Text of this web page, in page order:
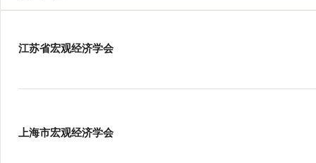
江苏省宏观经济学会
上海市宏观经济学会